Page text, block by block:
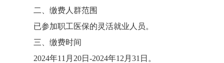
二、缴费人群范围
已参加职工医保的灵活就业人员。
三、缴费时间
2024年11 月 20日 -2024年12 月 31 日。